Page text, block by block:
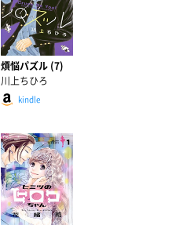
煩悩パズル (7)
川上ちひろ
kindle